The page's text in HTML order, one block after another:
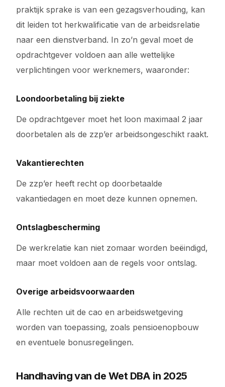
praktijk sprake is van een gezagsverhouding, kan
dit leiden tot herkwalificatie van de arbeidsrelatie
naar een dienstverband. In zo’n geval moet de
opdrachtgever voldoen aan alle wettelijke
verplichtingen voor werknemers, waaronder:
Loondoorbetaling bij ziekte
De opdrachtgever moet het loon maximaal 2 jaar
doorbetalen als de zzp’er arbeidsongeschikt raakt.
Vakantierechten
De zzp’er heeft recht op doorbetaalde
vakantiedagen en moet deze kunnen opnemen.
Ontslagbescherming
De werkrelatie kan niet zomaar worden beëindigd,
maar moet voldoen aan de regels voor ontslag.
Overige arbeidsvoorwaarden
Alle rechten uit de cao en arbeidswetgeving
worden van toepassing, zoals pensioenopbouw
en eventuele bonusregelingen.
Handhaving van de Wet DBA in 2025